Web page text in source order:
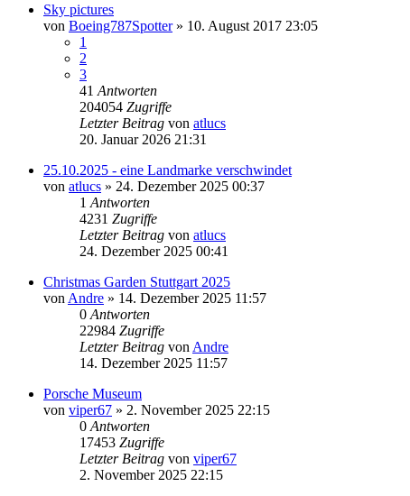
Sky pictures
von Boeing787Spotter» 10. August 2017 23:05
1
2
3
41 Antworten
204054 Zugriffe
Letzter Beitrag von atlucs
20. Januar 2026 21:31
25.10.2025 - eine Landmarke verschwindet
von atlucs » 24. Dezember 2025 00:37
1 Antworten
4231 Zugriffe
Letzter Beitrag von atlucs
24. Dezember 2025 00:41
Christmas Garden Stuttgart 2025
von Andre » 14. Dezember 2025 11:57
0 Antworten
22984 Zugriffe
Letzter Beitrag von Andre
14. Dezember 2025 11:57
Porsche Museum
von viper67 » 2. November 2025 22:15
0 Antworten
17453 Zugriffe
Letzter Beitrag von viper67
2. November 2025 22:15